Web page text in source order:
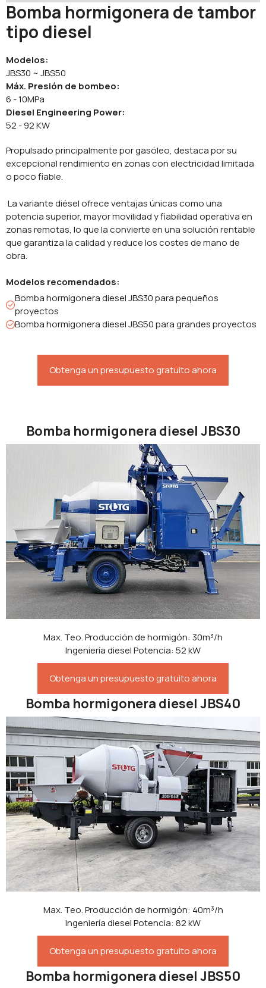
Bomba hormigonera de tambor
tipo diesel
Modelos:
JBS30 ~ JBS50
Máx. Presión de bombeo:
6 - 10MPa
Diesel Engineering Power:
52 - 92 KW
Propulsado principalmente por gasóleo, destaca por su
excepcional rendimiento en zonas con electricidad limitada
o poco fiable.
La variante diésel ofrece ventajas únicas como una
potencia superior, mayor movilidad y fiabilidad operativa en
zonas remotas, lo que la convierte en una solución rentable
que garantiza la calidad y reduce los costes de mano de
obra.
Modelos recomendados:
Bomba hormigonera diesel JBS30 para pequeños
proyectos
Bomba hormigonera diesel JBS50 para grandes proyectos
Obtenga un presupuesto gratuito ahora
Bomba hormigonera diesel JBS30
Max. Teo. Producción de hormigón: 30m³/h
Ingeniería diesel Potencia: 52 kW
Obtenga un presupuesto gratuito ahora
Bomba hormigonera diesel JBS40
Max. Teo. Producción de hormigón: 40m³/h
Ingeniería diesel Potencia: 82 kW
Obtenga un presupuesto gratuito ahora
Bomba hormigonera diesel JBS50